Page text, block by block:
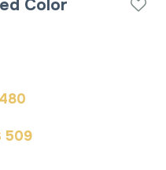
Color
480
509